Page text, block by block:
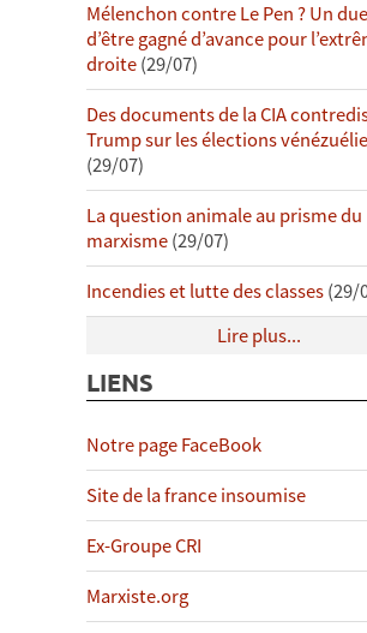
Mélenchon contre Le Pen ? Un
d’être gagné d’avance pour
droite(29/07)
Des documents de la CIA
Trump sur les élections
(29/07)
La question animale au prisme du
marxisme(29/07)
Incendies et lutte des classes(29/
Lire plus...
LIENS
Notre page FaceBook
Site de la france insoumise
Ex-Groupe CRI
Marxiste.org